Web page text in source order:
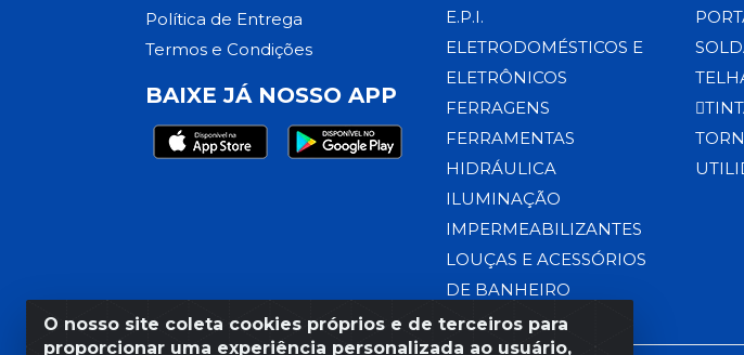
O nosso site coleta cookies próprios e de terceiros para
proporcionar uma experiência personalizada ao usuário,
Política de Entrega
Termos e Condições
BAIXE JÁ NOSSO APP
E.P.I.
ELETRODOMÉSTICOS E
ELETRÔNICOS
FERRAGENS
FERRAMENTAS
HIDRÁULICA
ILUMINAÇÃO
IMPERMEABILIZANTES
LOUÇAS E ACESSÓRIOS
DE BANHEIRO